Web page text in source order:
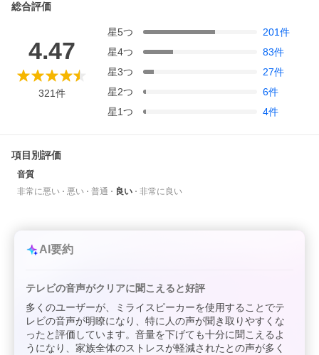
総合評価
4.47
321件
星5つ 201件
星4つ 83件
星3つ 27件
星2つ 6件
星1つ 4件
項目別評価
音質
非常に悪い
悪い 普通 良い 非常に良い
AI要約
テレビの音声がクリアに聞こえると好評
多くのユーザーが、ミライスピーカーを使用することでテ
レビの音声が明瞭になり、特に人の声が聞き取りやすくな
ったと評価しています。音量を下げても十分に聞こえるよ
うになり、家族全体のストレスが軽減されたとの声が多く